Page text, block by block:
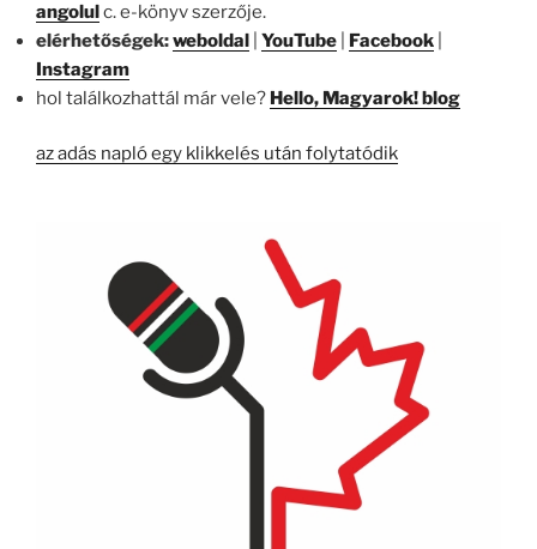
angolulc. e-könyv szerzője.
elérhetőségek:weboldal YouTube Facebook
Instagram
hol találkozhattál már vele? Hello, Magyarok! blog
az adás napló egy klikkelés után folytatódik